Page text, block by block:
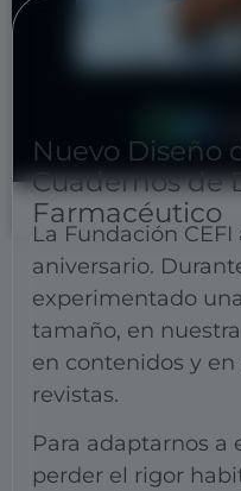
Nuevo Diseño
Cuadernos de
Farmacéutico
La Fundación
aniversario.
experimentado
tamaño, en
en contenidos y
revistas.
Para adaptarnos a
perder el rigor